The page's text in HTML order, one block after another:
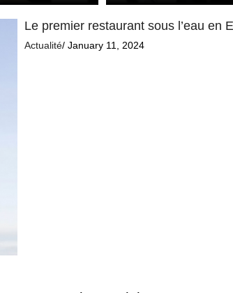
Le premier restaurant sous l’eau en
Actualité/ January 11, 2024